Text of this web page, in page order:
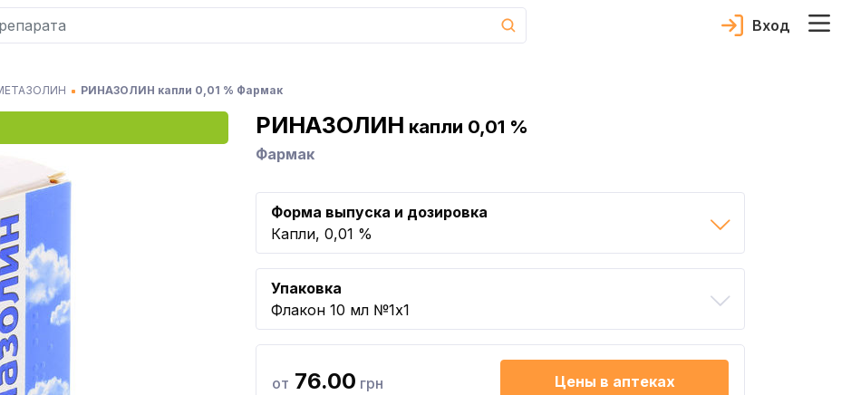
Вход
РИНАЗОЛИН капли 0,01 % Фармак
РИНАЗОЛИН капли 0,01 %
Фармак
Форма выпуска и дозировка
Капли, 0,01 %
Упаковка
Флакон 10 мл №1x1
от 76.00 грн Цены в аптеках